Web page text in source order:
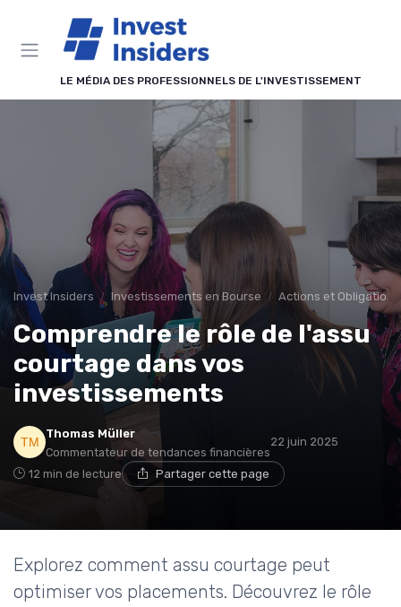
LE MÉDIA DES PROFESSIONNELS DE L'INVESTISSEMENT
Invest Insiders Investissements en Bourse Actions et Obligations
Comprendre le rôle de l'assu
courtage dans vos
investissements
Thomas Müller
Commentateur de tendances financières
22 juin 2025
12 min de lecture Partager cette page
Explorez comment assu courtage peut
optimiser vos placements. Découvrez le rôle